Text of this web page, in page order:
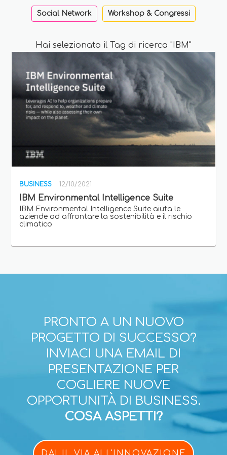
Social Network Workshop & Congressi
Hai selezionato il Tag di ricerca "IBM"
BUSINESS 12/10/2021
IBM Environmental Intelligence Suite
IBM Environmental Intelligence Suite aiuta le
aziende ad affrontare la sostenibilità e il rischio
climatico
PRONTO A UN NUOVO
PROGETTO DI SUCCESSO?
INVIACI UNA EMAIL DI
PRESENTAZIONE PER
COGLIERE NUOVE
OPPORTUNITÀ DI BUSINESS.
COSA ASPETTI?